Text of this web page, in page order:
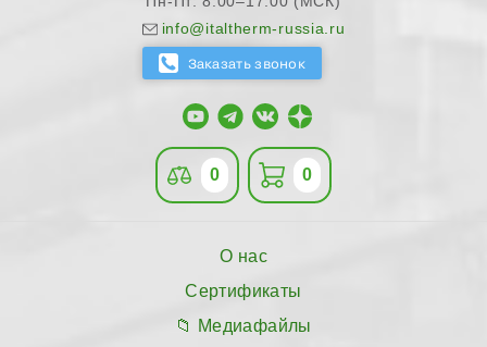
info@italtherm-russia.ru
0 0
О нас
Сертификаты
Медиафайлы